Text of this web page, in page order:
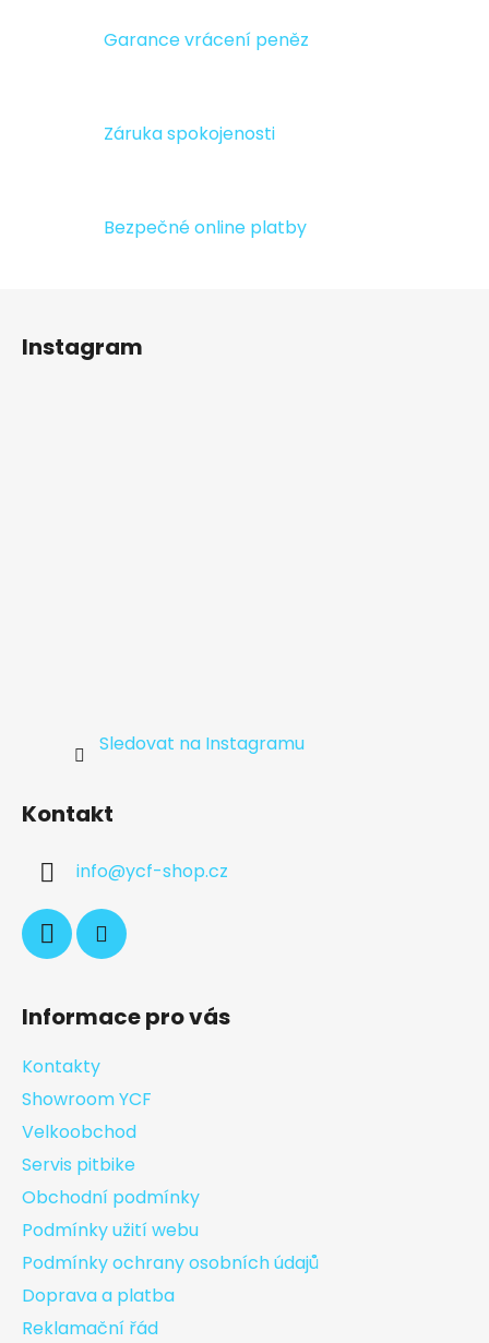
c
í
v
k
ý
p
Garance vrácení peněz
Záruka spokojenosti
Bezpečné online platby
Instagram
Sledovat na Instagramu
Kontakt
info@ycf-shop.cz
Informace pro vás
Kontakty
Showroom YCF
Velkoobchod
Servis pitbike
Obchodní podmínky
Podmínky užití webu
Podmínky ochrany osobních údajů
Doprava a platba
Reklamační řád